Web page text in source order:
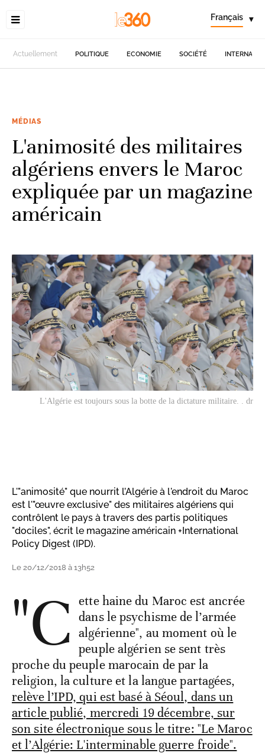
Français ▾
Actuellement POLITIQUE ECONOMIE SOCIÉTÉ
MÉDIAS
L'animosité des militaires
algériens envers le Maroc
expliquée par un magazine
américain
L'Algérie est toujours sous la botte de la dictature militaire. . dr
L'"animosité" que nourrit l’Algérie à l'endroit du Maroc
est l'"œuvre exclusive" des militaires algériens qui
contrôlent le pays à travers des partis politiques
"dociles", écrit le magazine américain +International
Policy Digest (IPD).
Le 20/12/2018 à 13h52
"C ette haine du Maroc est ancrée
dans le psychisme de l’armée
algérienne", au moment où le
peuple algérien se sent très
proche du peuple marocain de par la
religion, la culture et la langue partagées,
relève l’IPD, qui est basé à Séoul, dans un
article publié, mercredi 19 décembre, sur
son site électronique sous le titre: "Le Maroc
et l’Algérie: L'interminable guerre froide".